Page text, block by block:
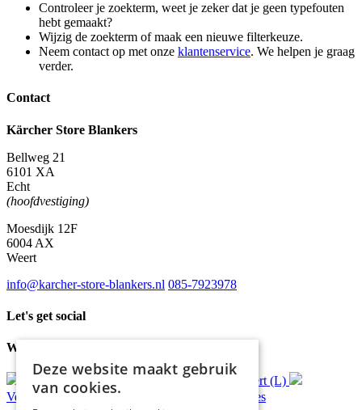
Controleer je zoekterm, weet je zeker dat je geen typefouten
hebt gemaakt?
Wijzig de zoekterm of maak een nieuwe filterkeuze.
Neem contact op met onze klantenservice. We helpen je graag
verder.
Contact
Kärcher Store Blankers
Bellweg 21
6101 XA
Echt
(hoofdvestiging)
Moesdijk 12F
6004 AX
Weert
info@karcher-store-blankers.nl 085-7923978
Let's get social
Waar wij voor staan
bezorging*
Ophalen in Echt of Weert (L)
Verzonden binnen 48 uur* advies
Deze website maakt gebruik
van cookies.